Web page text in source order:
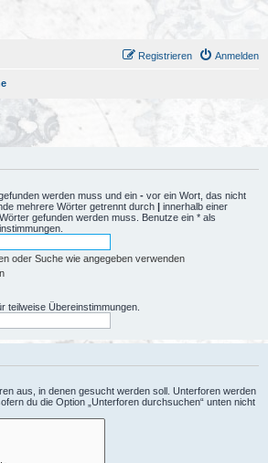
Anmelden
Registrieren
werden muss und ein - vor ein Wort, das nicht
mehrere Wörter getrennt durch | innerhalb einer
gefunden werden muss. Benutze ein * als
oder Suche wie angegeben verwenden
teilweise Übereinstimmungen.
aus, in denen gesucht werden soll. Unterforen werden
du die Option „Unterforen durchsuchen“ unten nicht